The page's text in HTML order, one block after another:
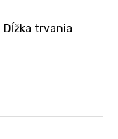
Dĺžka trvania